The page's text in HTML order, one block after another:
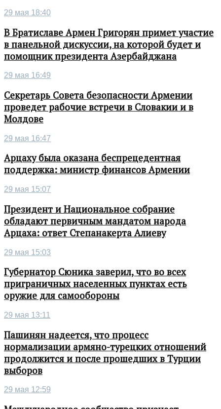
29 мая 18:40
В Братиславе Армен Григорян примет участие
в панельной дискуссии, на которой будет и
помощник президента Азербайджана
29 мая 16:49
Секретарь Совета безопасности Армении
проведет рабочие встречи в Словакии и в
Молдове
29 мая 16:47
Арцаху была оказана беспрецедентная
поддержка: министр финансов Армении
29 мая 15:07
Президент и Национальное собрание
обладают первичным мандатом народа
Арцаха: ответ Степанакерта Алиеву
29 мая 15:03
Губернатор Сюника заверил, что во всех
приграничных населенных пунктах есть
оружие для самообороны
29 мая 13:11
Пашинян надеется, что процесс
нормализации армяно-турецких отношений
продолжится и после прошедших в Турции
выборов
29 мая 12:59